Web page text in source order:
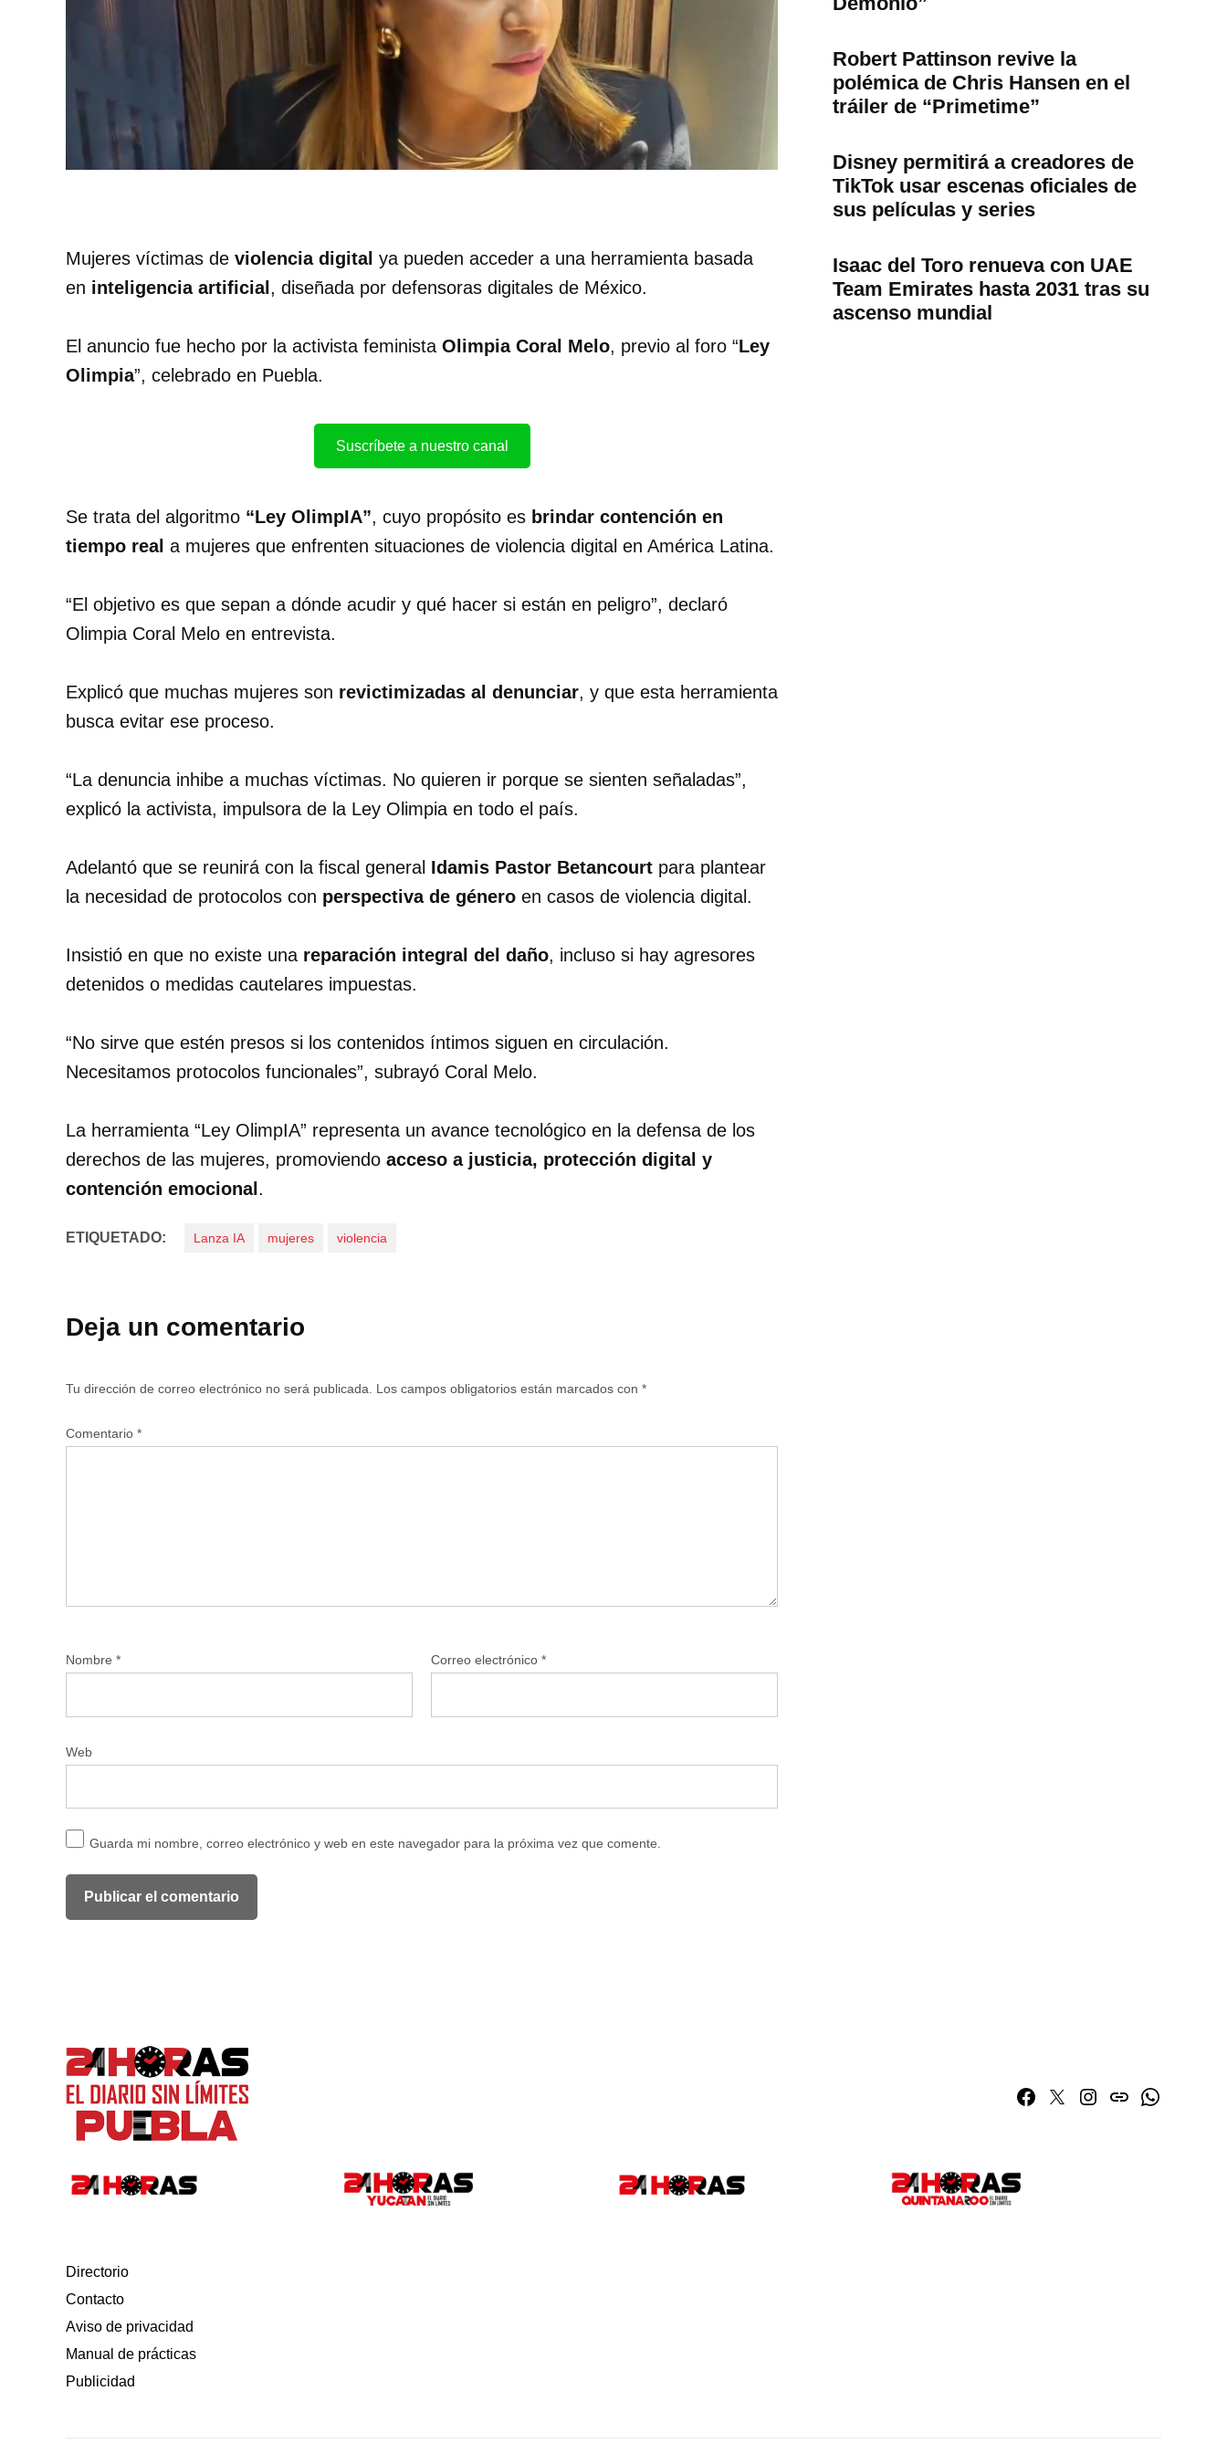
Mujeres víctimas de violencia digital ya pueden acceder a una herramienta basada
en inteligencia artificial , diseñada por defensoras digitales de México.
El anuncio fue hecho por la activista feminista Olimpia Coral Melo, previo al foro “Ley
Olimpia”, celebrado en Puebla.
Suscríbete a nuestro canal
Se trata del algoritmo “Ley OlimpIA”, cuyo propósito es brindar contención en
tiempo real a mujeres que enfrenten situaciones de violencia digital en América Latina.
“El objetivo es que sepan a dónde acudir y qué hacer si están en peligro”, declaró
Olimpia Coral Melo en entrevista.
Explicó que muchas mujeres son revictimizadas al denunciar, y que esta herramienta
busca evitar ese proceso.
“La denuncia inhibe a muchas víctimas. No quieren ir porque se sienten señaladas”,
explicó la activista, impulsora de la Ley Olimpia en todo el país.
Adelantó que se reunirá con la fiscal general Idamis Pastor Betancourt para plantear
la necesidad de protocolos con perspectiva de género en casos de violencia digital.
Insistió en que no existe una reparación integral del daño, incluso si hay agresores
detenidos o medidas cautelares impuestas.
“No sirve que estén presos si los contenidos íntimos siguen en circulación.
Necesitamos protocolos funcionales”, subrayó Coral Melo.
La herramienta “Ley OlimpIA” representa un avance tecnológico en la defensa de los
derechos de las mujeres, promoviendo acceso a justicia, protección digital y
contención emocional .
ETIQUETADO: Lanza IA mujeres violencia
Deja un comentario
Tu dirección de correo electrónico no será publicada. Los campos obligatorios están marcados con *
Comentario *
Nombre * Correo electrónico *
Web
Guarda mi nombre, correo electrónico y web en este navegador para la próxima vez que comente.
Robert Pattinson revive la
polémica de Chris Hansen en el
tráiler de “Primetime”
Disney permitirá a creadores de
TikTok usar escenas oficiales de
sus películas y series
Isaac del Toro renueva con UAE
Team Emirates hasta 2031 tras su
ascenso mundial
Facebook
TwitterInstagram
issuuWhatsapp
Directorio
Contacto
Aviso de privacidad
Manual de prácticas
Publicidad